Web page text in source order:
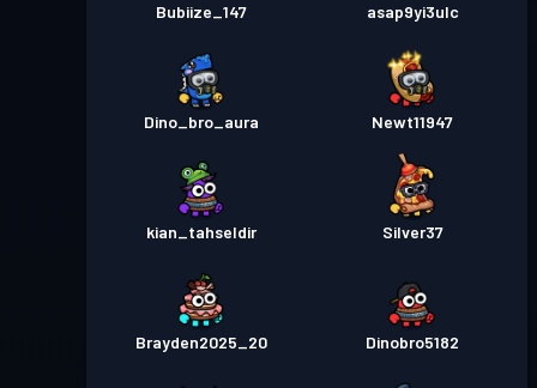
Bubiize_147 asap9yi3ulc
Dino_bro_aura Newt11947
kian_tahseldir Silver37
Brayden2025_20 Dinobro5182